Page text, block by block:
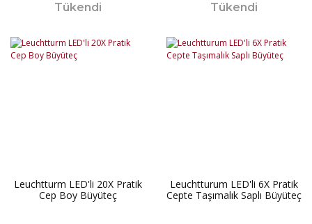
Tükendi Tükendi
Leuchtturm LED'li 20X Pratik
Cep Boy Büyüteç
Leuchtturum LED'li 6X Pratik
Cepte Taşımalık Saplı Büyüteç